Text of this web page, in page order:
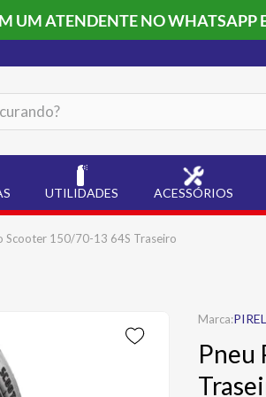
UM ATENDENTE NO WHATSAPP
UTILIDADES ACESSÓRIOS
Scooter 150/70-13 64S Traseiro
Pneu